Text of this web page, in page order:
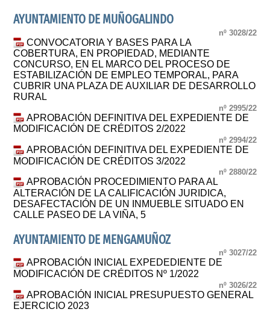
AYUNTAMIENTO DE MUÑOGALINDO
nº 3028/22
CONVOCATORIA Y BASES PARA LA
COBERTURA, EN PROPIEDAD, MEDIANTE
CONCURSO, EN EL MARCO DEL PROCESO DE
ESTABILIZACIÓN DE EMPLEO TEMPORAL, PARA
CUBRIR UNA PLAZA DE AUXILIAR DE DESARROLLO
RURAL
nº 2995/22
APROBACIÓN DEFINITIVA DEL EXPEDIENTE DE
MODIFICACIÓN DE CRÉDITOS 2/2022
nº 2994/22
APROBACIÓN DEFINITIVA DEL EXPEDIENTE DE
MODIFICACIÓN DE CRÉDITOS 3/2022
nº 2880/22
APROBACIÓN PROCEDIMIENTO PARA AL
ALTERACIÓN DE LA CALIFICACIÓN JURIDICA,
DESAFECTACIÓN DE UN INMUEBLE SITUADO EN
CALLE PASEO DE LA VIÑA, 5
AYUNTAMIENTO DE MENGAMUÑOZ
nº 3027/22
APROBACIÓN INICIAL EXPEDEDIENTE DE
MODIFICACIÓN DE CRÉDITOS Nº 1/2022
nº 3026/22
APROBACIÓN INICIAL PRESUPUESTO GENERAL
EJERCICIO 2023